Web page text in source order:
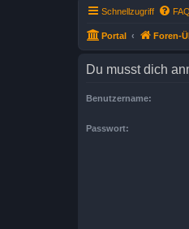
Schnellzugriff FAQ
Portal Foren-
Du musst dich
Benutzername:
Passwort: